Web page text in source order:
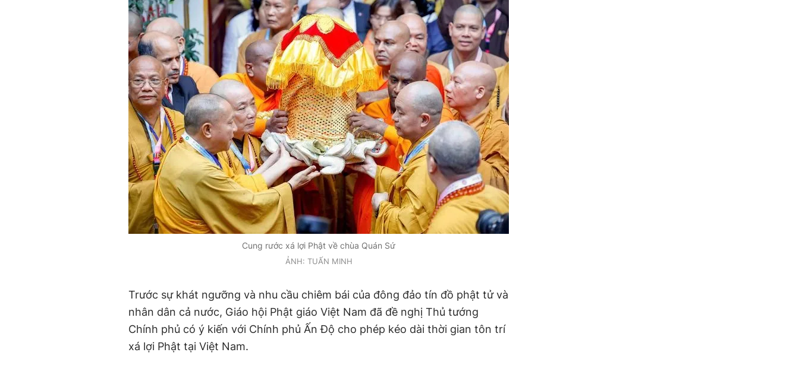
Cung rước xá lợi Phật về chùa Quán Sứ
ẢNH: TUẤN MINH
Trước sự khát ngưỡng và nhu cầu chiêm bái của đông đảo tín đồ phật tử và
nhân dân cả nước, Giáo hội Phật giáo Việt Nam đã đề nghị Thủ tướng
Chính phủ có ý kiến với Chính phủ Ấn Độ cho phép kéo dài thời gian tôn trí
xá lợi Phật tại Việt Nam.